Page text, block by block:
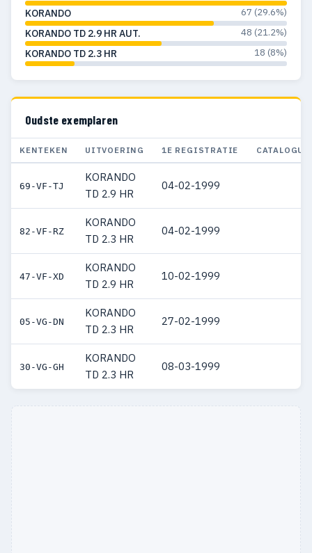
KORANDO 67 (29.6%)
KORANDO TD 2.9 HR AUT. 48 (21.2%)
KORANDO TD 2.3 HR 18 (8%)
Oudste exemplaren
KENTEKEN UITVOERING 1E REGISTRATIE
69-VF-TJ
KORANDO
TD 2.9 HR
04-02-1999
82-VF-RZ
KORANDO
TD 2.3 HR
04-02-1999
47-VF-XD
KORANDO
TD 2.9 HR
10-02-1999
05-VG-DN
KORANDO
TD 2.3 HR
27-02-1999
30-VG-GH
KORANDO
TD 2.3 HR
08-03-1999